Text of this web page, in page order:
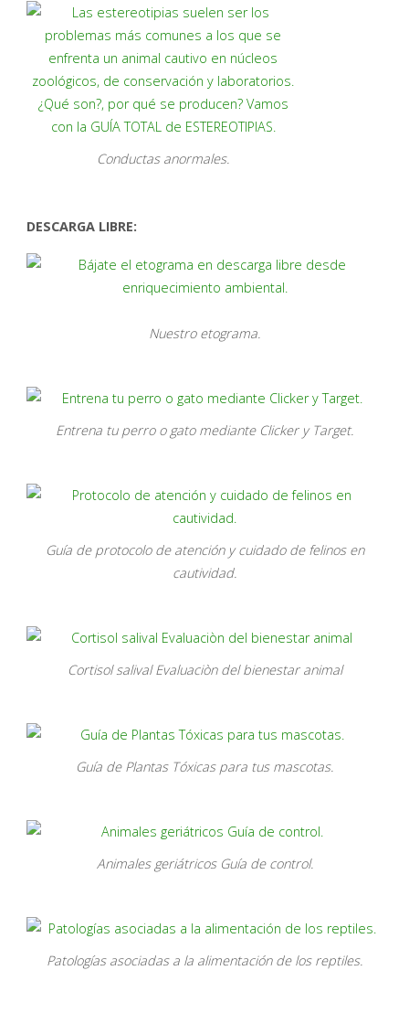
Conductas anormales.
DESCARGA LIBRE:
Nuestro etograma.
Entrena tu perro o gato mediante Clicker y Target.
Guía de protocolo de atención y cuidado de felinos en
cautividad.
Cortisol salival Evaluaciòn del bienestar animal
Guía de Plantas Tóxicas para tus mascotas.
Animales geriátricos Guía de control.
Patologías asociadas a la alimentación de los reptiles.